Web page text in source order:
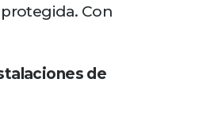
Con
de